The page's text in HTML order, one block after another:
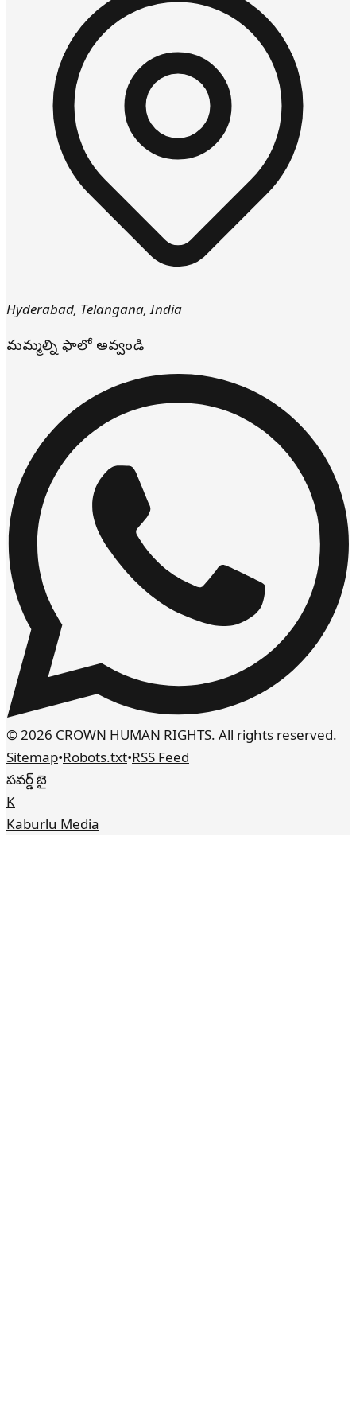
Hyderabad, Telangana, India
మమ్మల్ని ఫాలో అవ్వండి
© 2026 CROWN HUMAN RIGHTS. All rights reserved.
Sitemap•Robots.txt•RSS Feed
పవర్డ్ బై
K
Kaburlu Media